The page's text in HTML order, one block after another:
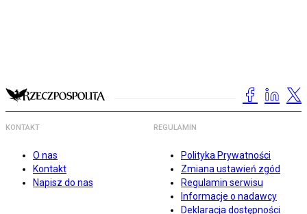
KONTAKT
O nas
Kontakt
Napisz do nas
REGULAMIN
Polityka Prywatności
Zmiana ustawień zgód
Regulamin serwisu
Informacje o nadawcy
Deklaracja dostępności